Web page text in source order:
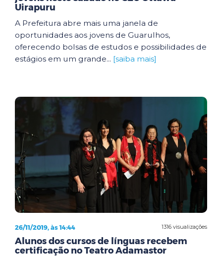
Uirapuru
A Prefeitura abre mais uma janela de
oportunidades aos jovens de Guarulhos,
oferecendo bolsas de estudos e possibilidades de
estágios em um grande... [saiba mais]
1316 visualizações
26/11/2019, às 14:44
Alunos dos cursos de línguas recebem
certificação no Teatro Adamastor